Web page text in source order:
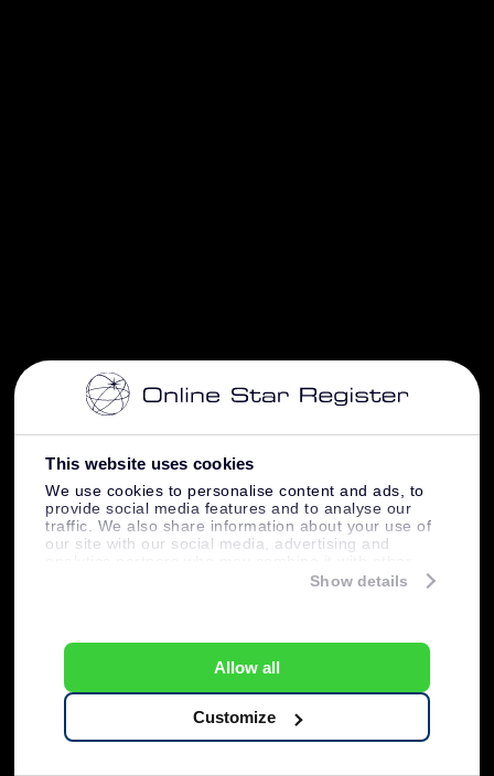
This website uses cookies
We use cookies to personalise content and ads, to
provide social media features and to analyse our
traffic. We also share information about your use of
our site with our social media, advertising and
information that you’ve provided to them or that
Show details
Allow all
Customize